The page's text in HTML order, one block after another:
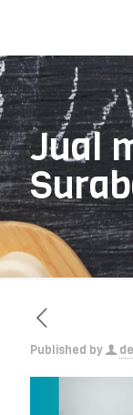
Jual
Published by